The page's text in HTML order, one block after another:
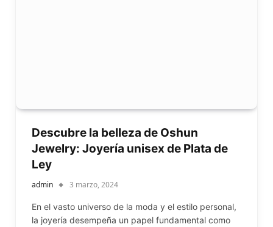
Descubre la belleza de Oshun
Jewelry: Joyería unisex de Plata de
Ley
admin 3 marzo, 2024
En el vasto universo de la moda y el estilo personal,
la joyería desempeña un papel fundamental como